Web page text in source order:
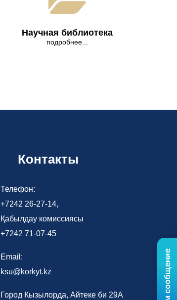
Научная библиотека
подробнее...
Контакты
Телефон:
+7242 26-27-14,
Қабылдау комиссиясы
+7242 71-07-45
Email:
ksu@korkyt.kz
Город Кызылорда, Айтеке би 29А